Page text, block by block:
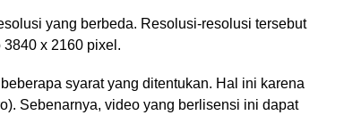
yang berbeda. Resolusi-resolusi tersebut
x 2160 pixel.
syarat yang ditentukan. Hal ini karena
Sebenarnya, video yang berlisensi ini dapat